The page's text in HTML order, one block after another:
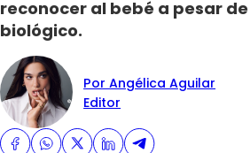
reconocer al bebé a pesar
biológico.
Por Angélica Aguilar
Editor